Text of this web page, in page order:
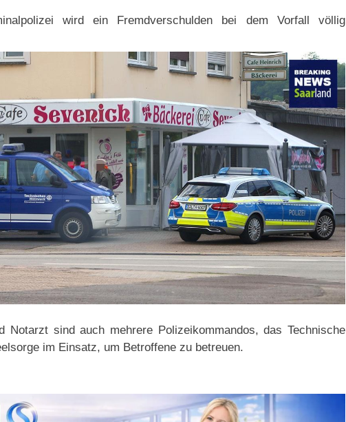
wird ein Fremdverschulden bei dem Vorfall völlig
Notarzt sind auch mehrere Polizeikommandos, das Technische
im Einsatz, um Betroffene zu betreuen.